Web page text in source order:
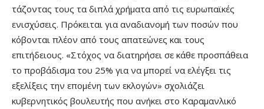
τάζοντας τους τα διπλά χρήματα από τις ευρωπαϊκές
ενισχύσεις. Πρόκειται για αναδιανομή των ποσών που
κόβονται πλέον από τους απατεώνες και τους
επιτήδειους. «Στόχος να διατηρήσει σε κάθε προσπάθεια
το προβάδισμα του 25% για να μπορεί να ελέγξει τις
εξελίξεις την επομένη των εκλογών» σχολιάζει
κυβερνητικός βουλευτής που ανήκει στο Καραμανλικό